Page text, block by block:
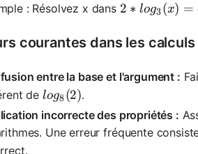
: Résolvez x dans 2*log_3(x) =
2 ∗ log3(x) =
courantes dans les
entre la base et l'argument :
de log_8(2)
log8 (2).
incorrecte des propriétés :
Une erreur fréquente